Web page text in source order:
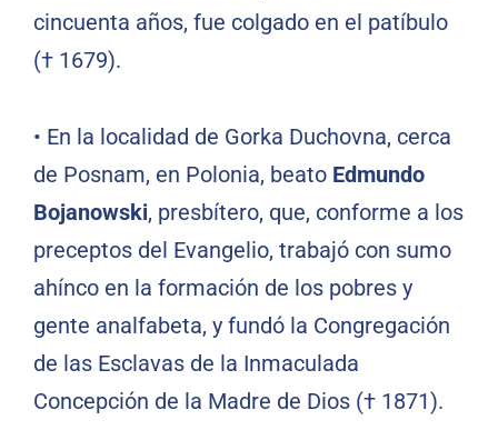
cincuenta años, fue colgado en el patíbulo
(† 1679).
• En la localidad de Gorka Duchovna, cerca
de Posnam, en Polonia, beato Edmundo
Bojanowski, presbítero, que, conforme a los
preceptos del Evangelio, trabajó con sumo
ahínco en la formación de los pobres y
gente analfabeta, y fundó la Congregación
de las Esclavas de la Inmaculada
Concepción de la Madre de Dios († 1871).